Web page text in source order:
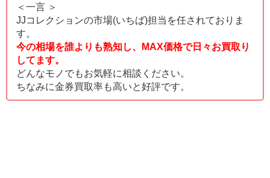
＜一言 ＞
JJコレクションの市場(いちば)担当を任されておりま
す。
今の相場を誰よりも熟知し、MAX価格で日々お買取り
してます。
どんなモノでもお気軽に相談ください。
ちなみに金券買取率も高いと好評です。